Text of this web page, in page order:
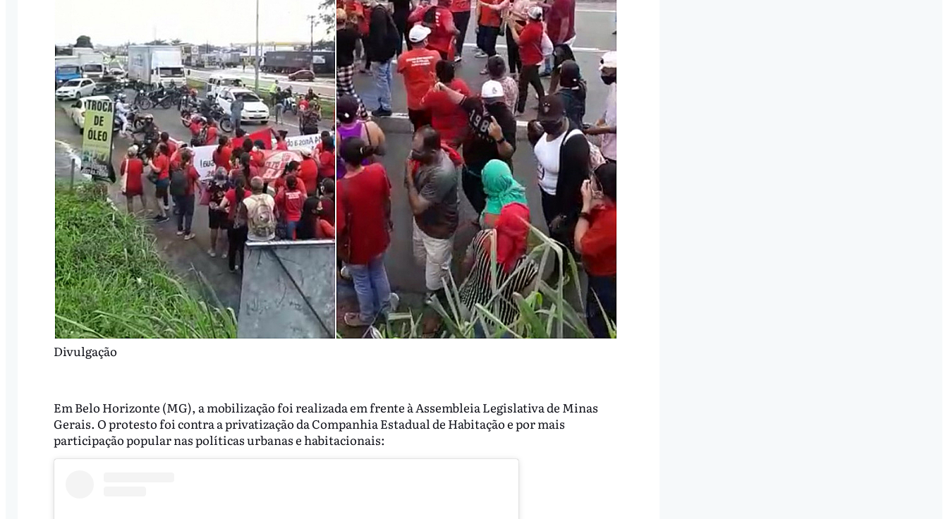
Divulgação
Em Belo Horizonte (MG), a mobilização foi realizada em frente à Assembleia Legislativa de Minas
Gerais. O protesto foi contra a privatização da Companhia Estadual de Habitação e por mais
participação popular nas políticas urbanas e habitacionais: